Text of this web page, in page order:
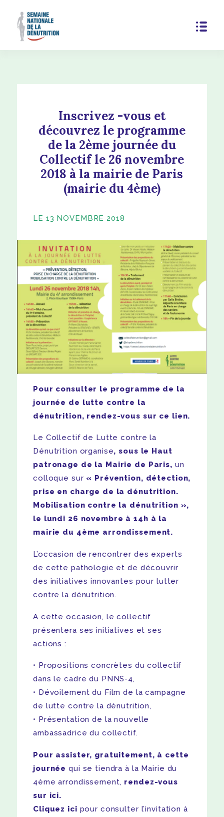
Inscrivez -vous et
découvrez le programme
de la 2ème journée du
Collectif le 26 novembre
2018 à la mairie de Paris
(mairie du 4ème)
LE 13 NOVEMBRE 2018
Pour consulter le programme de la
journée de lutte contre la
dénutrition, rendez-vous sur ce lien.
Le Collectif de Lutte contre la
Dénutrition organise, sous le Haut
patronage de la Mairie de Paris, un
colloque sur « Prévention, détection,
prise en charge de la dénutrition.
Mobilisation contre la dénutrition »,
le lundi 26 novembre à 14h à la
mairie du 4ème arrondissement.
L’occasion de rencontrer des experts
de cette pathologie et de découvrir
des initiatives innovantes pour lutter
contre la dénutrition.
A cette occasion, le collectif
présentera ses initiatives et ses
actions :
Propositions concrètes du collectif
dans le cadre du PNNS­-4,
Dévoilement du Film de la campagne
de lutte contre la dénutrition,
Présentation de la nouvelle
ambassadrice du collectif.
Pour assister, gratuitement, à cette
journéequi se tiendra à la Mairie du
4ème arrondissement, rendez-vous
sur ici.
Cliquez ici pour consulter l’invitation à